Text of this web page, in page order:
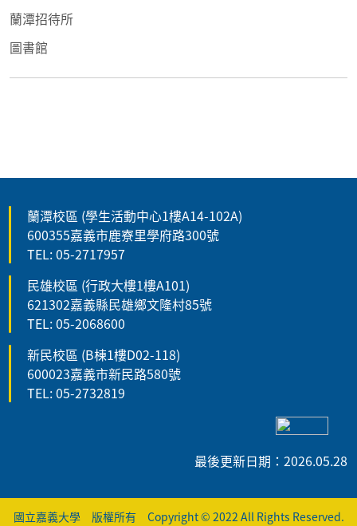
蘭潭招待所
圖書館
蘭潭校區 (學生活動中心1樓A14-102A)
600355嘉義市鹿寮里學府路300號
TEL: 05-2717957
民雄校區 (行政大樓1樓A101)
621302嘉義縣民雄鄉文隆村85號
TEL: 05-2068600
新民校區 (B棟1樓D02-118)
600023嘉義市新民路580號
TEL: 05-2732819
最後更新日期：2026.05.28
國立嘉義大學 版權所有 Copyright © 2022 All Rights Reserved.